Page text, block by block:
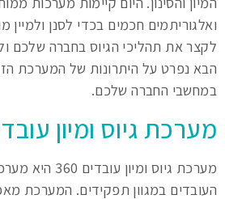
ואלגוריתמים חכמים בכדי לסנן
לקצר את תהליכי הגיוס בחברה
הבא נפרט על היתרונות של המערכת
במחשבי החברה שלכם.
מערכת גיוס ומיון עובדים
מערכת גיוס
העובדים במגוון תפקידים. המערכת